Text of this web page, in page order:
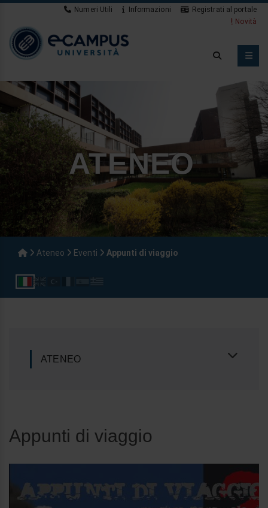
Numeri Utili Informazioni
Registrati al portale
Novità
ATENEO
Ateneo Eventi Appunti di viaggio
ATENEO
Appunti di viaggio